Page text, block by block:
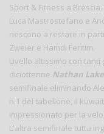
Sport & Fitness a
Luca Mastrostefano e
riescono a restare in
Zweier e Hamdi Feritim.
Livello altissimo con
diciottenne Nathan Lake
semifinale eliminando
n.1 del tabellone, il
impressionato per la
L'altra semifinale tutta